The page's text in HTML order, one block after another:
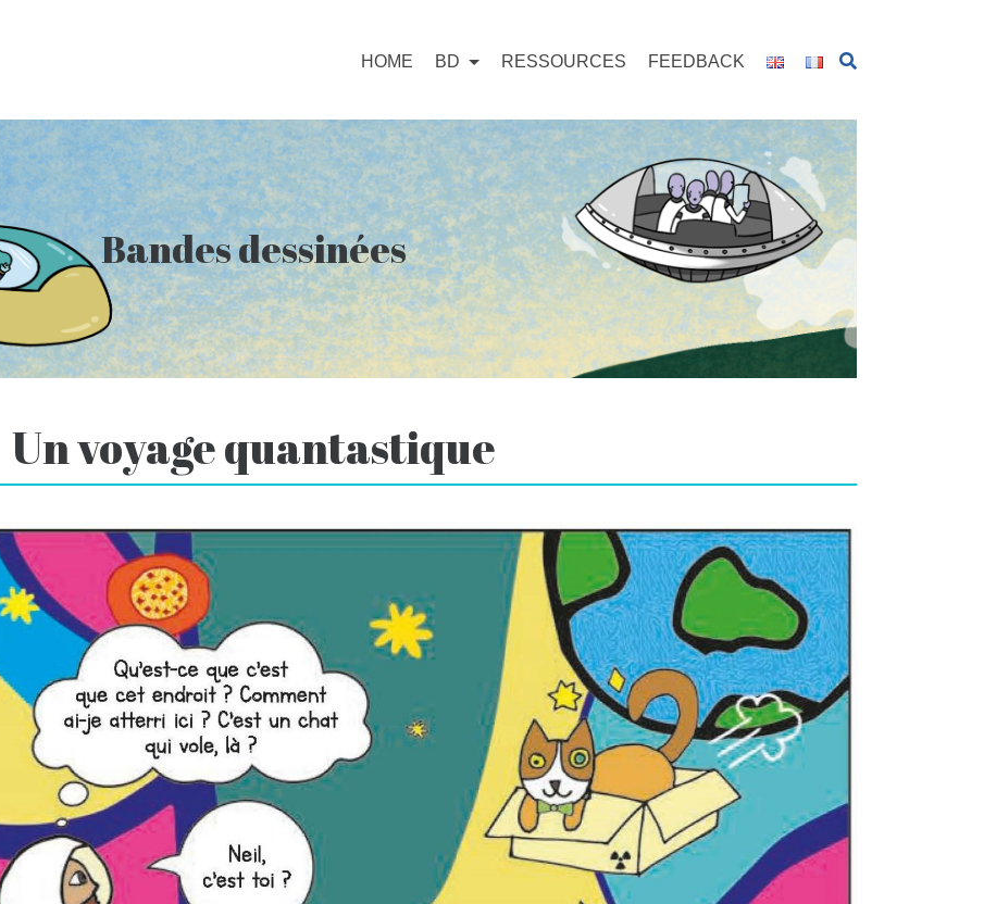
HOME BD RESSOURCES FEEDBACK
Bandes dessinées
Un voyage quantastique